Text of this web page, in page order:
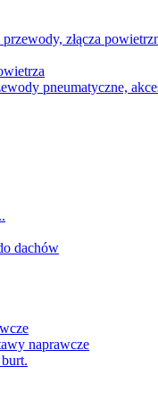
złącza
pneumatyczne,
dachów
naprawcze